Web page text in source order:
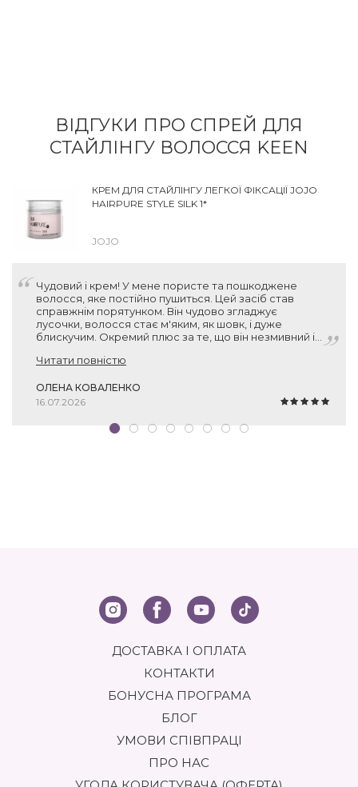
ВІДГУКИ ПРО СПРЕЙ ДЛЯ
СТАЙЛІНГУ ВОЛОССЯ KEEN
КРЕМ ДЛЯ СТАЙЛІНГУ ЛЕГКОЇ ФІКСАЦІЇ JOJO
HAIRPURE STYLE SILK 1*
JOJO
Чудовий і крем! У мене пористе та пошкоджене
волосся, яке постійно пушиться. Цей засіб став
справжнім порятунком. Він чудово згладжує
лусочки, волосся стає м'яким, як шовк, і дуже
блискучим. Окремий плюс за те, що він незмивний і
— за такий об'єм (150 мл) та німецьку якість це
Читати повністю
ОЛЕНА КОВАЛЕНКО
16.07.2026
ДОСТАВКА І ОПЛАТА
КОНТАКТИ
БОНУСНА ПРОГРАМА
БЛОГ
УМОВИ СПІВПРАЦІ
ПРО НАС